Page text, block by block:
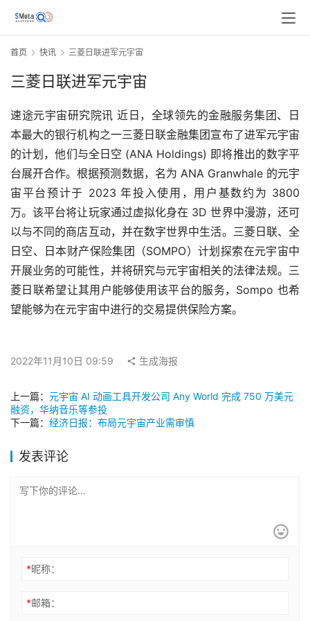
首页 快讯 三菱日联进军元宇宙
三菱日联进军元宇宙
速途元宇宙研究院讯 近日，全球领先的金融服务集团、日
本最大的银行机构之一三菱日联金融集团宣布了进军元宇宙
的计划，他们与全日空 (ANA Holdings) 即将推出的数字平
台展开合作。根据预测数据，名为 ANA Granwhale 的元宇
宙平台预计于 2023 年投入使用，用户基数约为 3800
万。该平台将让玩家通过虚拟化身在 3D 世界中漫游，还可
以与不同的商店互动，并在数字世界中生活。三菱日联、全
日空、日本财产保险集团（SOMPO）计划探索在元宇宙中
开展业务的可能性，并将研究与元宇宙相关的法律法规。三
菱日联希望让其用户能够使用该平台的服务，Sompo 也希
望能够为在元宇宙中进行的交易提供保险方案。
2022年11月10日 09:59 生成海报
上一篇： 元宇宙 AI 动画工具开发公司 Any World 完成 750 万美元
融资，华纳音乐等参投
下一篇： 经济日报：布局元宇宙产业需审慎
发表评论
*昵称：
*邮箱：